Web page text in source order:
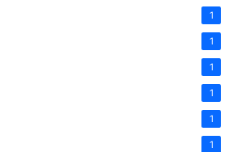
1
1
1
1
1
1